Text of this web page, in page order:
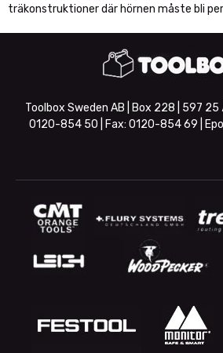
träkonstruktioner där hörnen måste bli
Toolbox Sweden AB | Box 228 | 597
0120-854 50 | Fax: 0120-854 69 |